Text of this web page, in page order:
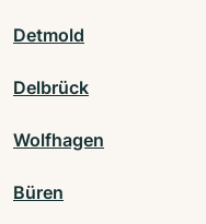
Detmold
Delbrück
Wolfhagen
Büren